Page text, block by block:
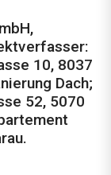
10, 8037
Dach;
52, 5070